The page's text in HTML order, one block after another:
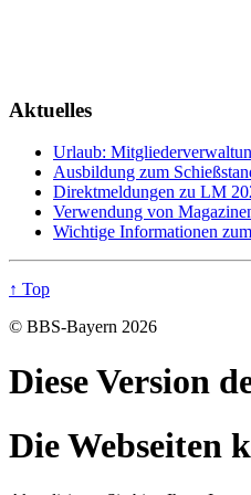
Aktuelles
Urlaub:
Ausbildung zum
Direktmeldungen zu LM
Verwendung von
Wichtige Informationen
↑ Top
© BBS-Bayern 2026
Diese Version
Die Webseiten